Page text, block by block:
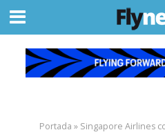
Portada » Singapore Airlines